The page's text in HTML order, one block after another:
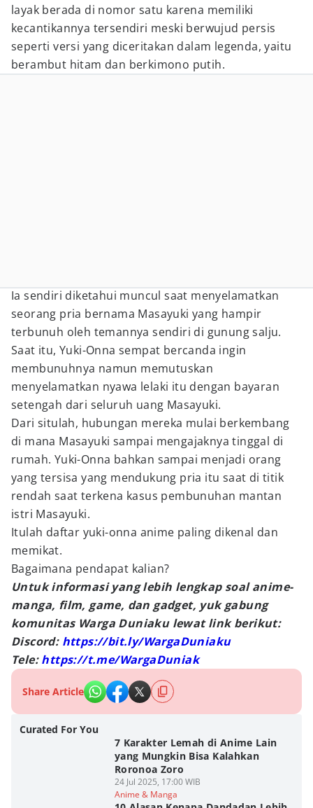
layak berada di nomor satu karena memiliki
kecantikannya tersendiri meski berwujud persis
seperti versi yang diceritakan dalam legenda, yaitu
berambut hitam dan berkimono putih.
Ia sendiri diketahui muncul saat menyelamatkan
seorang pria bernama Masayuki yang hampir
terbunuh oleh temannya sendiri di gunung salju.
Saat itu, Yuki-Onna sempat bercanda ingin
membunuhnya namun memutuskan
menyelamatkan nyawa lelaki itu dengan bayaran
setengah dari seluruh uang Masayuki.
Dari situlah, hubungan mereka mulai berkembang
di mana Masayuki sampai mengajaknya tinggal di
rumah. Yuki-Onna bahkan sampai menjadi orang
yang tersisa yang mendukung pria itu saat di titik
rendah saat terkena kasus pembunuhan mantan
istri Masayuki.
Itulah daftar yuki-onna anime paling dikenal dan
memikat.
Bagaimana pendapat kalian?
Untuk informasi yang lebih lengkap soal anime-
manga, film, game, dan gadget, yuk gabung
komunitas Warga Duniaku lewat link berikut:
Discord: https://bit.ly/WargaDuniaku
Tele:https://t.me/WargaDuniak
Share Article
Curated For You
7 Karakter Lemah di Anime Lain
yang Mungkin Bisa Kalahkan
Roronoa Zoro
24 Jul 2025, 17:00 WIB
Anime & Manga